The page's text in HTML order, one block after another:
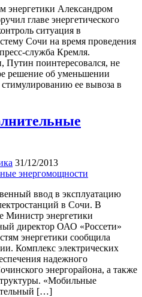
энергетики Александром
главе энергетического
ситуация в
Сочи на время проведения
служба Кремля.
Путин поинтересовался, не
решение об уменьшении
ее вывоза в
31/12/2013
ввод в эксплуатацию
в Сочи. В
Министр энергетики
директор ОАО «Россети»
энергетики сообщила
Комплекс электрических
надежного
энергорайона, а также
«Мобильные
[…]